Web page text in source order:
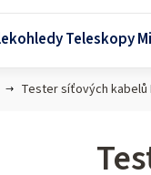
Teleskopy
Tester síťových kabelů